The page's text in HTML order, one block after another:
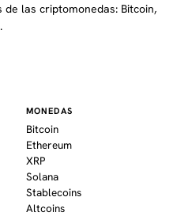
de las criptomonedas: Bitcoin,
MONEDAS
Bitcoin
Ethereum
XRP
Solana
Stablecoins
Altcoins